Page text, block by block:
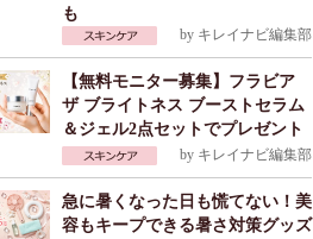
も
by キレイナビ編集部
【無料モニター募集】フラビア
ザ ブライトネス ブーストセラム
＆ジェル2点セットでプレゼント
by キレイナビ編集部
急に暑くなった日も慌てない！美
容もキープできる暑さ対策グッズ